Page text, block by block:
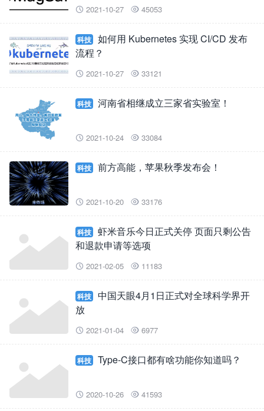
 2021-10-27  45053
科技
如何用 Kubernetes 实现 CI/CD 发布
流程？
 2021-10-27  33121
科技 河南省相继成立三家省实验室！
 2021-10-24  33084
科技 前方高能，苹果秋季发布会！
 2021-10-20  33176
科技
虾米音乐今日正式关停 页面只剩公告
和退款申请等选项
 2021-02-05  11183
科技
中国天眼4月1日正式对全球科学界开
放
 2021-01-04  6977
科技 Type-C接口都有啥功能你知道吗？
 2020-10-26  41593